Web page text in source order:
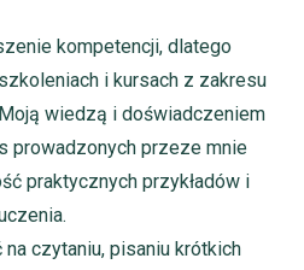
kompetencji, dlatego
i kursach z zakresu
wiedzą i doświadczeniem
prowadzonych przeze mnie
praktycznych przykładów i
czytaniu, pisaniu krótkich